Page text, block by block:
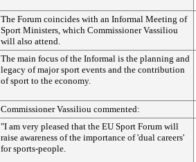
The Forum coincides with an Informal Meeting of
Sport Ministers, which Commissioner Vassiliou
will also attend.
The main focus of the Informal is the planning and
legacy of major sport events and the contribution
of sport to the economy.
Commissioner Vassiliou commented:
"I am very pleased that the EU Sport Forum will
raise awareness of the importance of 'dual careers'
for sports-people.